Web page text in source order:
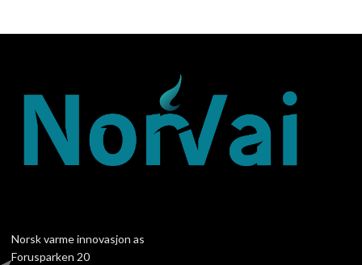
Norsk varme innovasjon as
Forusparken 20